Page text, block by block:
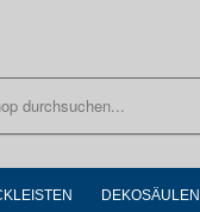
DEKOSÄULEN